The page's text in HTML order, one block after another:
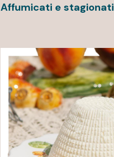
Affumicati e stagionati